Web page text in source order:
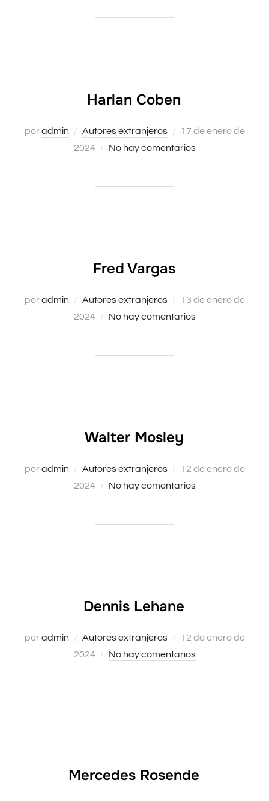
Harlan Coben
poradmin Autores extranjeros
Publicado
el
17 de enero de
2024
No hay comentarios
Fred Vargas
poradmin Autores extranjeros
Publicado
el
13 de enero de
2024
No hay comentarios
Walter Mosley
poradmin Autores extranjeros
Publicado
el
12 de enero de
2024
No hay comentarios
Dennis Lehane
poradmin Autores extranjeros
Publicado
el
12 de enero de
2024
No hay comentarios
Mercedes Rosende